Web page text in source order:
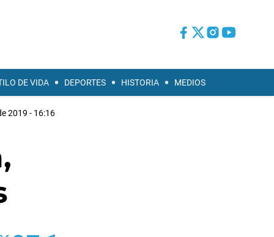
DE VIDA DEPORTES HISTORIA MEDIOS
2019 - 16:16